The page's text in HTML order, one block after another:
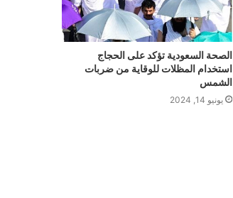
الصحة السعودية تؤكد على الحجاج
استخدام المظلات للوقاية من ضربات
الشمس
يونيو 14, 2024